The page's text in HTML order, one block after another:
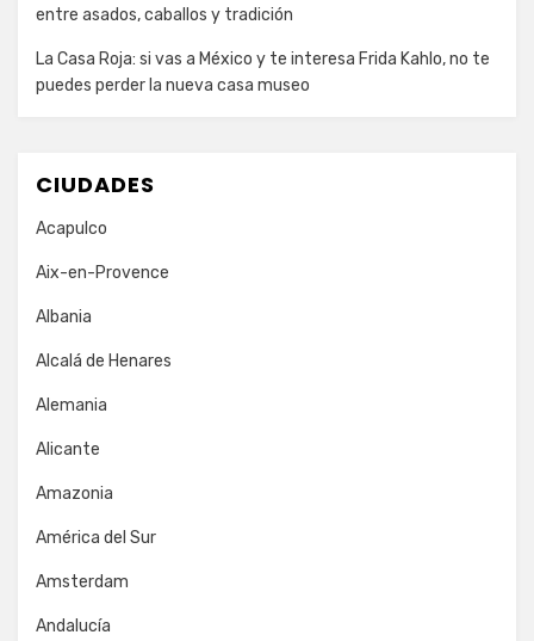
entre asados, caballos y tradición
La Casa Roja: si vas a México y te interesa Frida Kahlo, no te
puedes perder la nueva casa museo
CIUDADES
Acapulco
Aix-en-Provence
Albania
Alcalá de Henares
Alemania
Alicante
Amazonia
América del Sur
Amsterdam
Andalucía